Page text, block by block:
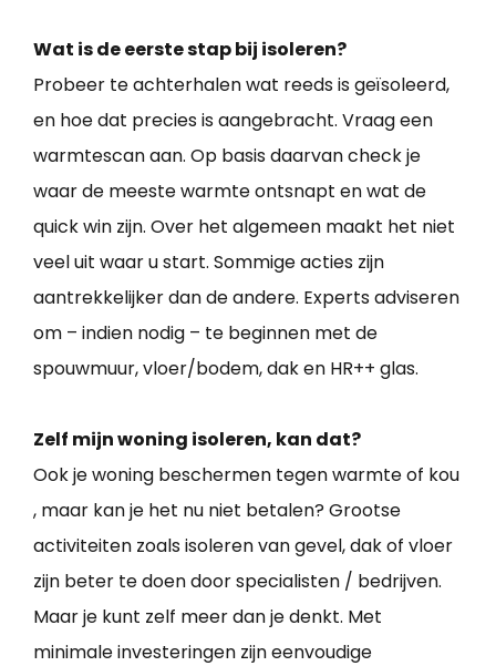
Wat is de eerste stap bij isoleren?
Probeer te achterhalen wat reeds is geïsoleerd,
en hoe dat precies is aangebracht. Vraag een
warmtescan aan. Op basis daarvan check je
waar de meeste warmte ontsnapt en wat de
quick win zijn. Over het algemeen maakt het niet
veel uit waar u start. Sommige acties zijn
aantrekkelijker dan de andere. Experts adviseren
om – indien nodig – te beginnen met de
spouwmuur, vloer/bodem, dak en HR++ glas.
Zelf mijn woning isoleren, kan dat?
Ook je woning beschermen tegen warmte of kou
, maar kan je het nu niet betalen? Grootse
activiteiten zoals isoleren van gevel, dak of vloer
zijn beter te doen door specialisten / bedrijven.
Maar je kunt zelf meer dan je denkt. Met
minimale investeringen zijn eenvoudige